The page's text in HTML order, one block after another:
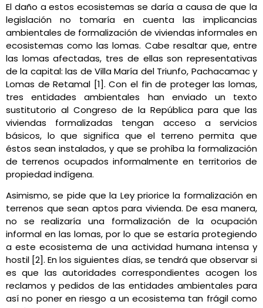
El daño a estos ecosistemas se daría a causa de que la
legislación no tomaría en cuenta las implicancias
ambientales de formalización de viviendas informales en
ecosistemas como las lomas. Cabe resaltar que, entre
las lomas afectadas, tres de ellas son representativas
de la capital: las de Villa María del Triunfo, Pachacamac y
Lomas de Retamal [1]. Con el fin de proteger las lomas,
tres entidades ambientales han enviado un texto
sustitutorio al Congreso de la República para que las
viviendas formalizadas tengan acceso a servicios
básicos, lo que significa que el terreno permita que
éstos sean instalados, y que se prohíba la formalización
de terrenos ocupados informalmente en territorios de
propiedad indígena.
Asimismo, se pide que la Ley priorice la formalización en
terrenos que sean aptos para vivienda. De esa manera,
no se realizaría una formalización de la ocupación
informal en las lomas, por lo que se estaría protegiendo
a este ecosistema de una actividad humana intensa y
hostil [2]. En los siguientes días, se tendrá que observar si
es que las autoridades correspondientes acogen los
reclamos y pedidos de las entidades ambientales para
así no poner en riesgo a un ecosistema tan frágil como